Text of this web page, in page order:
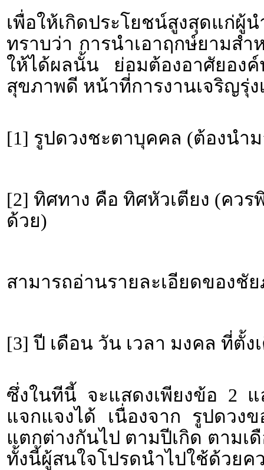
เพื่อให้เกิดประโยชน์สูงสุดแก่
ทราบว่า การนำเอาฤกษ์ยามสำ
ให้ได้ผลนั้น ย่อมต้องอาศัยอง
สุขภาพดี หน้าที่การงานเจริญรุ่ง
[1] รูปดวงชะตาบุคคล (ต้องนำ
[2] ทิศทาง คือ ทิศหัวเตียง (คว
ด้วย)
สามารถอ่านรายละเอียดของชั
[3] ปี เดือน วัน เวลา มงคล ที่ตั้ง
ซึ่งในทีนี้ จะแสดงเพียงข้อ 2
แจกแจงได้ เนื่องจาก รูปดวง
แตกต่างกันไป ตามปีเกิด ตามเ
ทั้งนี้ผู้สนใจโปรดนำไปใช้ด้วยค